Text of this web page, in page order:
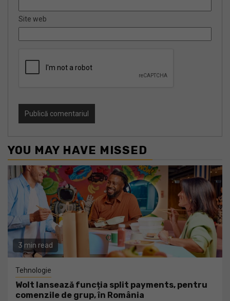
Site web
YOU MAY HAVE MISSED
3 min read
Tehnologie
Wolt lansează funcția split payments, pentru
comenzile de grup, în România